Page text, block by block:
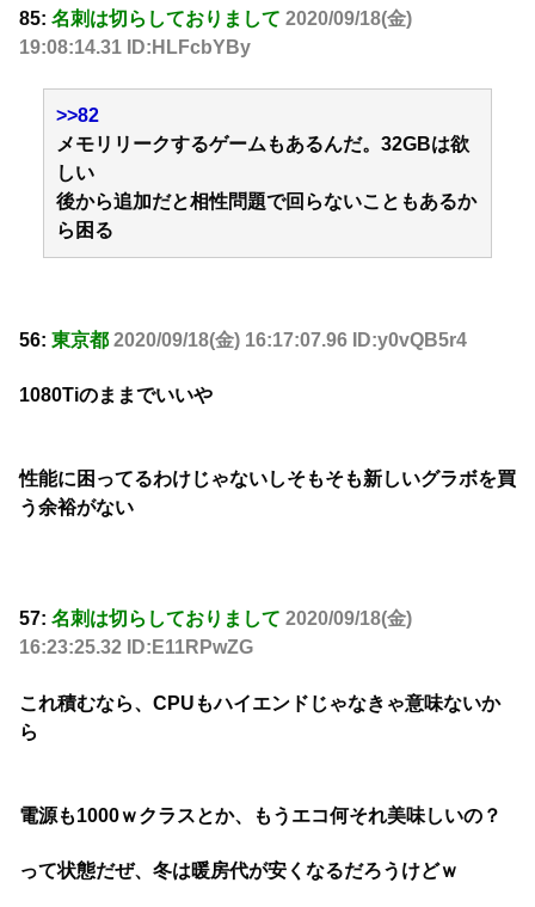
85: 名刺は切らしておりまして 2020/09/18(金)
19:08:14.31 ID:HLFcbYBy
>>82
メモリリークするゲームもあるんだ。32GBは欲
しい
後から追加だと相性問題で回らないこともあるか
ら困る
56: 東京都 2020/09/18(金) 16:17:07.96 ID:y0vQB5r4
1080Tiのままでいいや
性能に困ってるわけじゃないしそもそも新しいグラボを買
う余裕がない
57: 名刺は切らしておりまして 2020/09/18(金)
16:23:25.32 ID:E11RPwZG
これ積むなら、CPUもハイエンドじゃなきゃ意味ないか
ら
電源も1000ｗクラスとか、もうエコ何それ美味しいの？
って状態だぜ、冬は暖房代が安くなるだろうけどｗ